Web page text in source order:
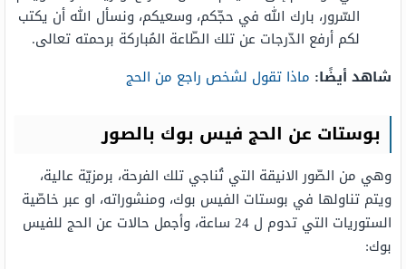
السّرور، بارك الله في حجّكم، وسعيكم، ونسأل الله أن يكتب
لكم أرفع الدّرجات عن تلك الطّاعة المُباركة برحمته تعالى.
شاهد أيضًا: ماذا تقول لشخص راجع من الحج
بوستات عن الحج فيس بوك بالصور
وهي من الصّور الانيقة التي تُناجي تلك الفرحة، برمزيّة عالية،
ويتم تناولها في بوستات الفيس بوك، ومنشوراته، او عبر خاصّية
الستوريات التي تدوم ل 24 ساعة، وأجمل حالات عن الحج للفيس
بوك: